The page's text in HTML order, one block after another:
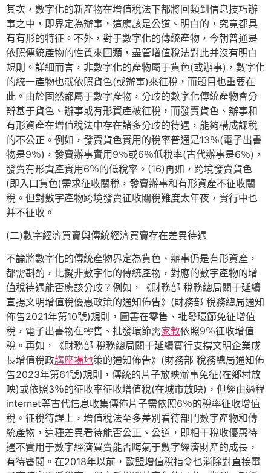
其次，數字化的新產物在增值稅法下都將回類到信息技巧辦
事之中，即界定為辦事，這應該是公道、明白的，究竟都具
有有形的特征。不外，對于數字化的傳統產物，今朝普通是
依照傳統產物的性質來回類，盡管增值稅法對此并沒有明白
規則。詳細而言，非數字化的產物屬于貨色(或辦事)，數字化
的統一產物也就依照貨色(或辦事)來征稅，而題目也重要在
此。由於固然都屬于數字產物，分歧的數字化傳統產物會分
辨基于貨色、辦事或有形資產被征稅，而發賣貨色、辦事和
有形資產在增值稅法中存在諸多分歧的待遇，能夠構成課稅
的不公正。例如，發賣貨色實用的稅率普通是13％(電子出書
物是9％)，發賣辦事實用9％或6％低稅率(古代辦事是6％)，
發賣有形資產實用6％的低稅率。(16)再如，跨境發賣貨色
(即入口貨色)需求征收關稅，發賣辦事和有形資產不征收關
稅。但對數字產物跨境發賣征收關稅難度太年夜，實行中也
并不征收。
(二)數字經濟買賣與傳統經濟買賣存在差異待遇
不論將數字化的傳統產物界定為貨色、辦事仍是有形資產，
都需斟酌，比擬非數字化的傳統產物，對應的數字產物的增
值稅待遇能否應該分歧？例如，《財務部 稅務總局關于延續
宣揚文明增值稅優惠政策的通知佈告》(財務部 稅務總局通知
佈告2021年第10號)規則，圖書在零售、批發環節免征增值
稅，電子出書物在零售、批發環節需家教依照9％征收增值
稅。再如，《財務部 稅務總局關于延續實行支撐文明企業成
長增值稅政講座場地策的通知佈告》(財務部 稅務總局通知佈
告2023年第61號)規則，傳統的片子放映辦事免征(在鄉村放
映)或依照3％的征收率征收增值稅(在城市放映)，但經由過程
internet等古代信息收集傳佈片子需依照6％的稅率征收增值
稅。征稅待趕上，增值稅法至多差別看待部門數字產物和傳
統產物，這種差異看待能否公正、公道，即相干稅收優惠待
遇不實用于數字經濟買賣能否晦氣于數字經濟財產的成長，
有待審閱。在2018年以前，歐盟增值稅指令也消除對直接電